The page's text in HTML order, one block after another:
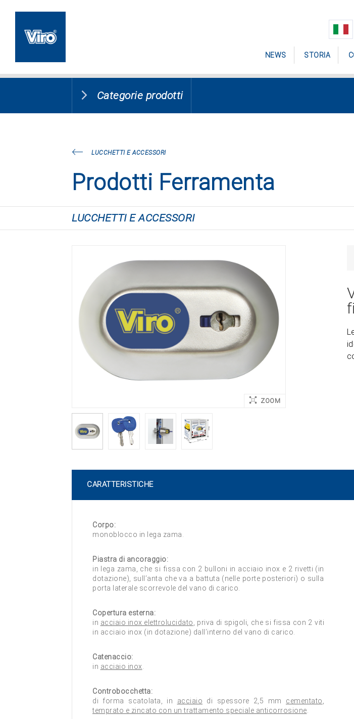
NEWS STORIA
Categorie prodotti
LUCCHETTI E ACCESSORI
Prodotti Ferramenta
LUCCHETTI E ACCESSORI
ZOOM
CARATTERISTICHE
Corpo:
monoblocco in lega zama.
Piastra di ancoraggio:
in lega zama, che si fissa con 2 bulloni in acciaio inox e 2 rivetti (in
dotazione), sull’anta che va a battuta (nelle porte posteriori) o sulla
porta laterale scorrevole del vano di carico.
Copertura esterna:
in acciaio inox elettrolucidato , priva di spigoli, che si fissa con 2 viti
in acciaio inox (in dotazione) dall’interno del vano di carico.
Catenaccio:
in acciaio inox
Controbocchetta:
di forma scatolata, in acciaio di spessore 2,5 mm cementato
temprato e zincato con un trattamento speciale anticorrosione